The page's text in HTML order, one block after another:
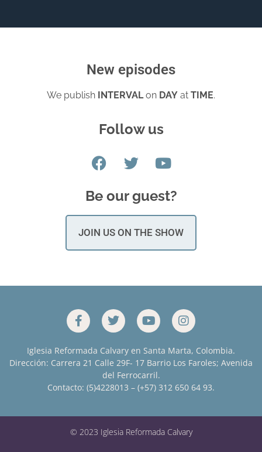
New episodes
We publish INTERVALon DAY at TIME.
Follow us
Be our guest?
JOIN US ON THE SHOW
Iglesia Reformada Calvary en Santa Marta, Colombia.
Dirección: Carrera 21 Calle 29F- 17 Barrio Los Faroles; Avenida
del Ferrocarril.
Contacto: (5)4228013 – (+57) 312 650 64 93.
© 2023 Iglesia Reformada Calvary